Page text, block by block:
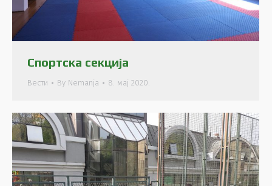
Спортска секција
Вести By Nemanja 8. мај 2020.